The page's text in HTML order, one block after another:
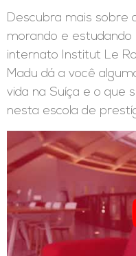
Descubra mais sobre
morando e
internato Institut Le
Madu dá a você
vida na Suíça e o que
nesta escola de